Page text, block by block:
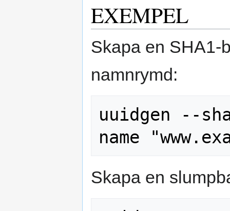
EXEMPEL
Skapa en SHA1-
namnrymd:
uuidgen --
Skapa en